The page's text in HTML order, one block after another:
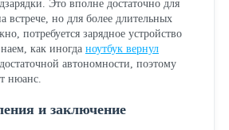
Это вполне достаточно для
встрече, но для более длительных
потребуется зарядное устройство
как иногда ноутбук вернул
автономности, поэтому
нюанс.
и заключение